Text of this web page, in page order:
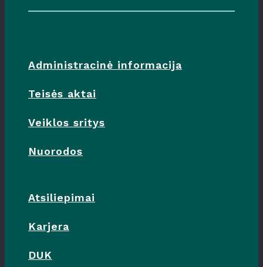
Administracinė informacija
Teisės aktai
Veiklos sritys
Nuorodos
Atsiliepimai
Karjera
DUK